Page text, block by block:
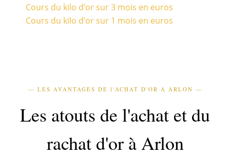
Cours du kilo d’or sur 3 mois en euros
Cours du kilo d’or sur 1 mois en euros
— LES AVANTAGES DE l'ACHAT D'OR A ARLON —
Les atouts de l'achat et du
rachat d'or à Arlon